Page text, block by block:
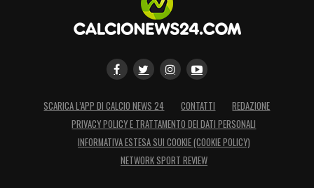
SCARICA L’APP DI CALCIO NEWS 24 CONTATTI
REDAZIONE
PRIVACY POLICY E TRATTAMENTO DEI DATI PERSONALI
INFORMATIVA ESTESA SUI COOKIE (COOKIE POLICY)
NETWORK SPORT REVIEW